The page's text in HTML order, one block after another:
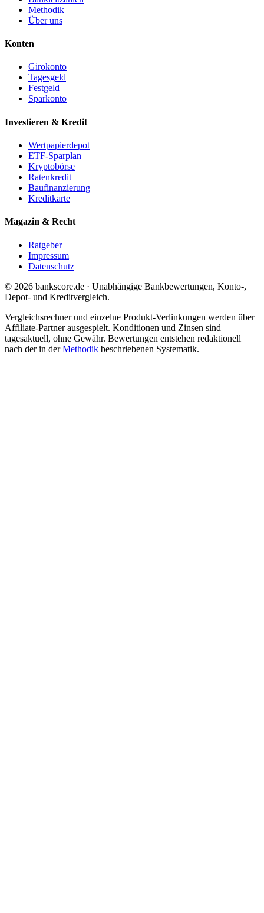
Methodik
Über uns
Konten
Girokonto
Tagesgeld
Festgeld
Sparkonto
Investieren & Kredit
Wertpapierdepot
ETF-Sparplan
Kryptobörse
Ratenkredit
Baufinanzierung
Kreditkarte
Magazin & Recht
Ratgeber
Impressum
Datenschutz
© 2026 bankscore.de · Unabhängige Bankbewertungen, Konto-,
Depot- und Kreditvergleich.
Vergleichsrechner und einzelne Produkt-Verlinkungen werden über
Affiliate-Partner ausgespielt. Konditionen und Zinsen sind
tagesaktuell, ohne Gewähr. Bewertungen entstehen redaktionell
nach der in derMethodik beschriebenen Systematik.